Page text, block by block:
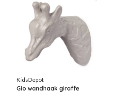
KidsDepot
Gio wandhaak giraffe